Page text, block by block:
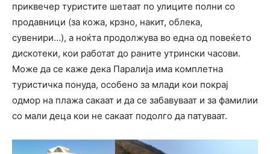
приквечер туристите шетаат по улиците полни со
продавници (за кожа, крзно, накит, облека,
сувенири…), а ноќта продолжува во една од повеќето
дискотеки, кои работат до раните утрински часови.
Може да се каже дека Паралија има комплетна
туристичка понуда, особено за млади кои покрај
одмор на плажа сакаат и да се забавуваат и за фамилии
со мали деца кои не сакаат подолго да патуваат.